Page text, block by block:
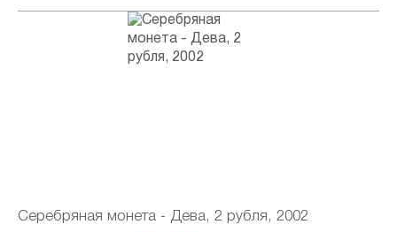
Серебряная монета - Дева, 2 рубля, 2002